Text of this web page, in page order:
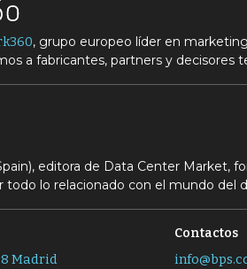
, grupo europeo líder en
a fabricantes, partners y decisores
editora de Data Center Market,
todo lo relacionado con el mundo
Madrid
Contactos